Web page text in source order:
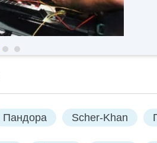
Пандора Scher-Khan